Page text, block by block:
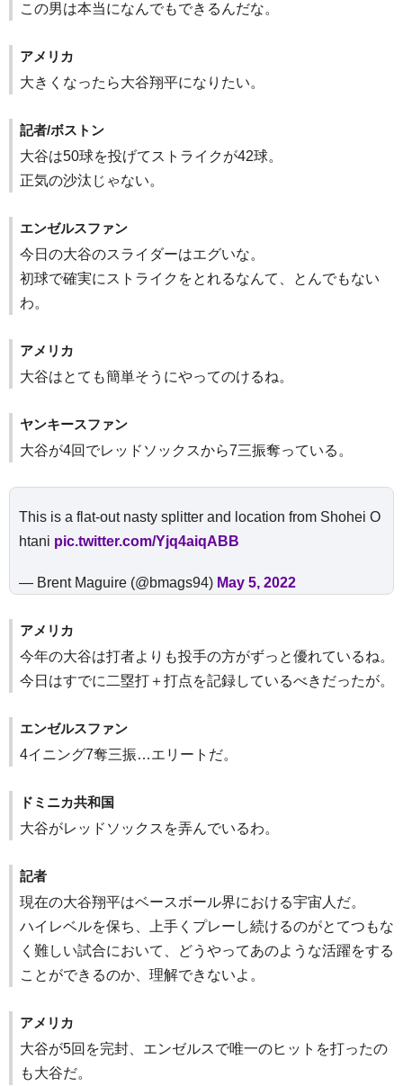
この男は本当になんでもできるんだな。
アメリカ
大きくなったら大谷翔平になりたい。
記者/ボストン
大谷は50球を投げてストライクが42球。
正気の沙汰じゃない。
エンゼルスファン
今日の大谷のスライダーはエグいな。
初球で確実にストライクをとれるなんて、とんでもない
わ。
アメリカ
大谷はとても簡単そうにやってのけるね。
ヤンキースファン
大谷が4回でレッドソックスから7三振奪っている。
This is a flat-out nasty splitter and location from Shohei O
htani pic.twitter.com/Yjq4aiqABB
— Brent Maguire (@bmags94) May 5, 2022
アメリカ
今年の大谷は打者よりも投手の方がずっと優れているね。
今日はすでに二塁打＋打点を記録しているべきだったが。
エンゼルスファン
4イニング7奪三振…エリートだ。
ドミニカ共和国
大谷がレッドソックスを弄んでいるわ。
記者
現在の大谷翔平はベースボール界における宇宙人だ。
ハイレベルを保ち、上手くプレーし続けるのがとてつもな
く難しい試合において、どうやってあのような活躍をする
ことができるのか、理解できないよ。
アメリカ
大谷が5回を完封、エンゼルスで唯一のヒットを打ったの
も大谷だ。